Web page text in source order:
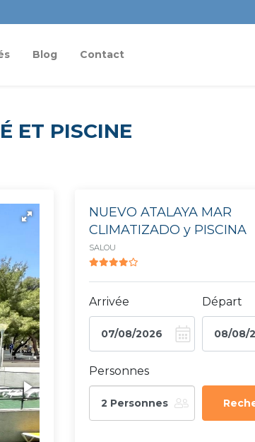
Blog Contact
ET PISCINE
NUEVO ATALAYA MAR
CLIMATIZADO y PISCINA
SALOU
Arrivée Départ
Personnes
2 Personnes